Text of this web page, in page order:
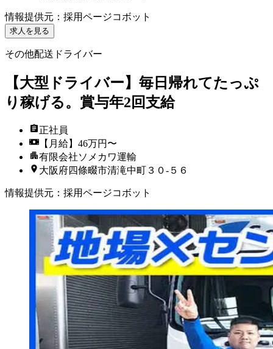
情報提供元 ： 採用ページコボット
求人を見る
その他配送ドライバー
【大型ドライバー】毎日帰れてたっぷ
り稼げる。賞与年2回支給
正社員
【月給】46万円〜
有限会社ソメカワ運輸
大阪府四條畷市清滝中町３０‐５６
情報提供元 ： 採用ページコボット